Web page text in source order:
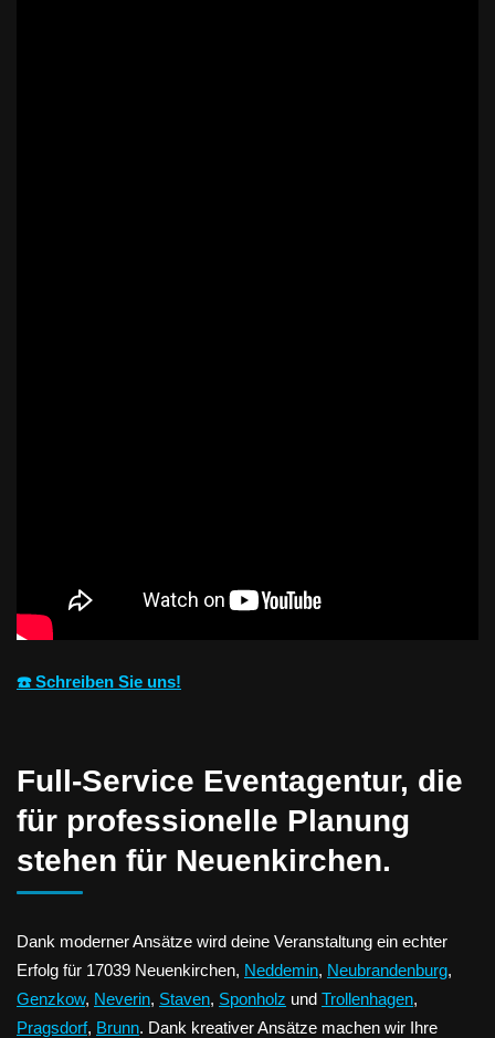
☎️ Schreiben Sie uns!
Full-Service Eventagentur, die
für professionelle Planung
stehen für Neuenkirchen.
Dank moderner Ansätze wird deine Veranstaltung ein echter
Erfolg für 17039 Neuenkirchen, Neddemin, Neubrandenburg,
Genzkow, Neverin, Staven, Sponholz und Trollenhagen,
Pragsdorf, Brunn. Dank kreativer Ansätze machen wir Ihre